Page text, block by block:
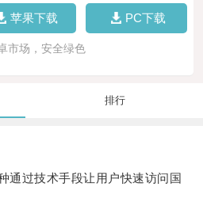
苹果下载 PC下载
市场，安全绿色
排行
过技术手段让用户快速访问国